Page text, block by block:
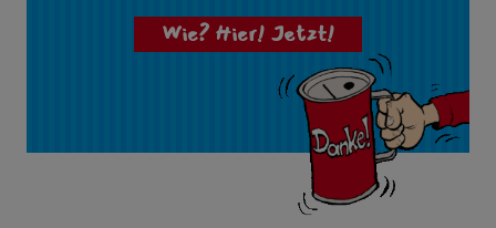
Wie? Hier! Jetzt!